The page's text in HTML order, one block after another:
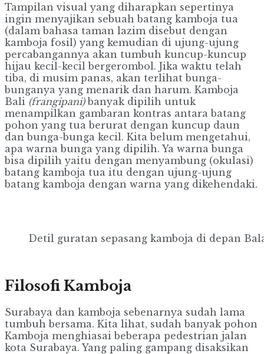
Tampilan visual yang diharapkan sepertinya
ingin menyajikan sebuah batang kamboja tua
(dalam bahasa taman lazim disebut dengan
kamboja fosil) yang kemudian di ujung-ujung
percabangannya akan tumbuh kuncup-kuncup
hijau kecil-kecil bergerombol. Jika waktu telah
tiba, di musim panas, akan terlihat bunga-
bunganya yang menarik dan harum. Kamboja
Bali (frangipani)banyak dipilih untuk
menampilkan gambaran kontras antara batang
pohon yang tua berurat dengan kuncup daun
dan bunga-bunga kecil. Kita belum mengetahui,
apa warna bunga yang dipilih. Ya warna bunga
bisa dipilih yaitu dengan menyambung (okulasi)
batang kamboja tua itu dengan ujung-ujung
batang kamboja dengan warna yang dikehendaki.
Detil guratan sepasang kamboja di depan
Filosofi Kamboja
Surabaya dan kamboja sebenarnya sudah lama
tumbuh bersama. Kita lihat, sudah banyak pohon
Kamboja menghiasai beberapa pedestrian jalan
kota Surabaya. Yang paling gampang disaksikan